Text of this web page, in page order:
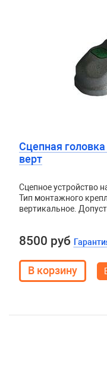
Сцепная
верт
Сцепное устройство
Тип монтажного
вертикальное.
8500 руб